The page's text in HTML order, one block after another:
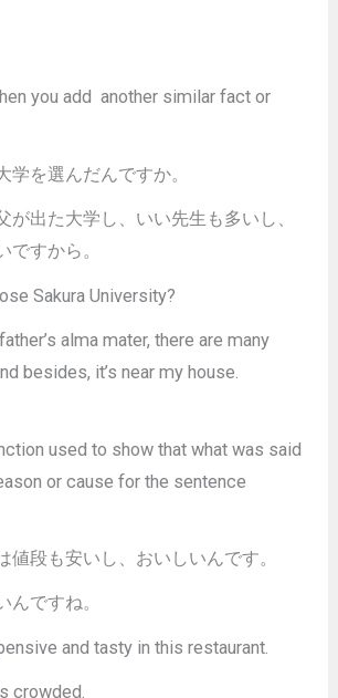
you add another similar fact or
学を選んだんですか。
が出た大学し、いい先生も多いし、
ですから。
Sakura University?
alma mater, there are many
besides, it’s near my house.
used to show that what was said
or cause for the sentence
値段も安いし、おいしいんです。
んですね。
and tasty in this restaurant.
crowded.